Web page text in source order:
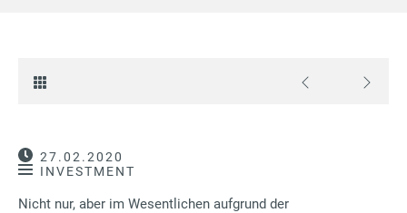
27.02.2020
INVESTMENT
Nicht nur, aber im Wesentlichen aufgrund der